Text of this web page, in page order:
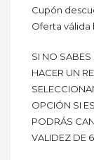
Cupón
Oferta válida
SI NO SABES
HACER UN
OPCIÓN SI
PODRÁS
VALIDEZ DE 6